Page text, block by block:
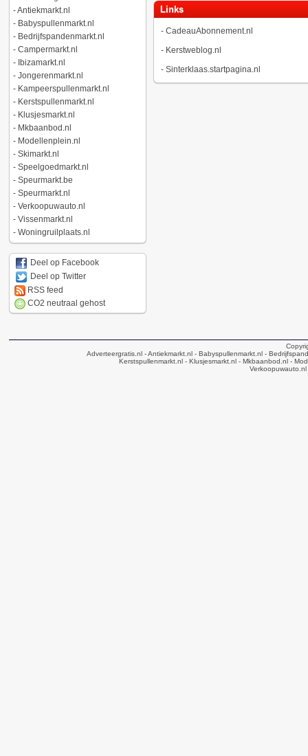
-Antiekmarkt.nl
- Babyspullenmarkt.nl
- Bedrijfspandenmarkt.nl
- Campermarkt.nl
- Ibizamarkt.nl
- Jongerenmarkt.nl
- Kampeerspullenmarkt.nl
- Kerstspullenmarkt.nl
- Klusjesmarkt.nl
- Mkbaanbod.nl
- Modellenplein.nl
- Skimarkt.nl
- Speelgoedmarkt.nl
- Speurmarkt.be
- Speurmarkt.nl
- Verkoopuwauto.nl
- Vissenmarkt.nl
- Woningruilplaats.nl
Deel op Facebook
Deel op Twitter
RSS feed
CO2 neutraal gehost
Links
- CadeauAbonnement.nl
- Kerstweblog.nl
- Sinterklaas.startpagina.nl
Adverteergratis.nl - Antiekmarkt.nl - Babyspullenmarkt.nl -
Kerstspullenmarkt.nl- Klusjesmarkt.nl- Mkbaanbod.nl-
Verkoopuwauto.nl